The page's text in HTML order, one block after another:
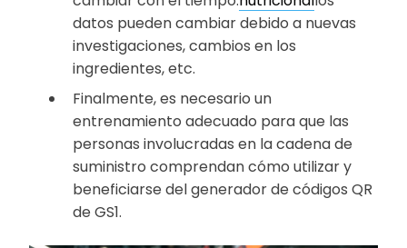
datos pueden cambiar debido a nuevas
investigaciones, cambios en los
ingredientes, etc.
Finalmente, es necesario un
entrenamiento adecuado para que las
personas involucradas en la cadena de
suministro comprendan cómo utilizar y
beneficiarse del generador de códigos QR
de GS1.